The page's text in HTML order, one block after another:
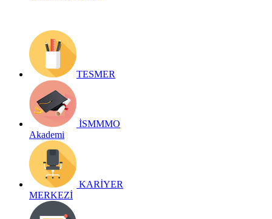
TESMER
İSMMMO
Akademi
KARİYER
MERKEZİ